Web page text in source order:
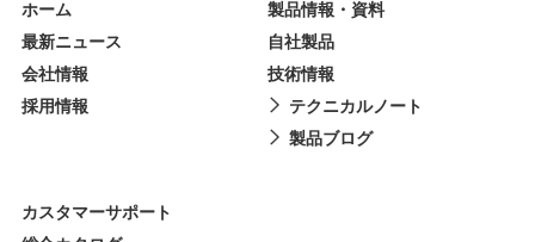
ホーム
最新ニュース
会社情報
採用情報
製品情報・資料
自社製品
技術情報
テクニカルノート
製品ブログ
カスタマーサポート